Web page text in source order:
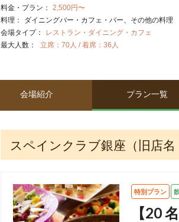
料金・プラン：
2,500円〜
料理：
ダイニングバー・カフェ・バー
その他の料理
会場タイプ：
レストラン・ダイニング・カフェ
最大人数：
立席：70人 / 着席：36人
会場紹介 プラン一覧
スペインクラブ銀座（旧店
特別プラン
【20